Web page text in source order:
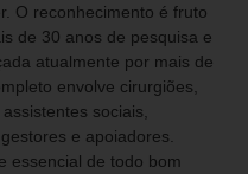
O reconhecimento é fruto
de 30 anos de pesquisa e
atualmente por mais de
envolve cirurgiões,
sociais,
e apoiadores.
essencial de todo bom